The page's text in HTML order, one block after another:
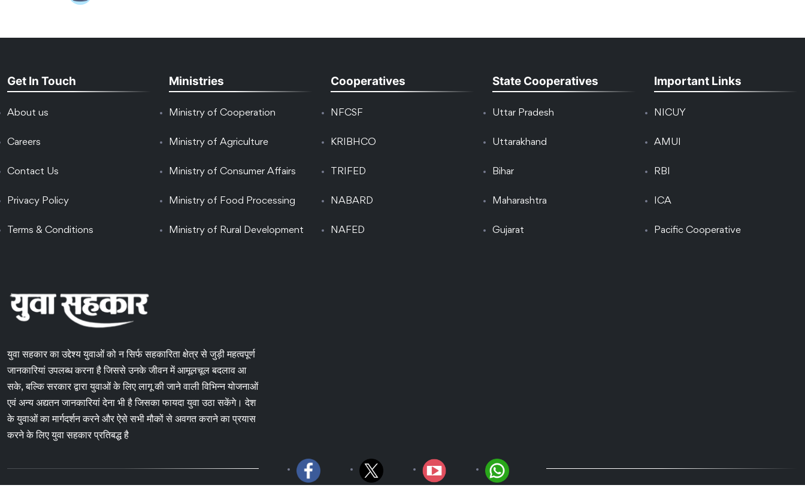
Get In Touch
About us
Careers
Contact Us
Privacy Policy
Terms & Conditions
Ministries
Ministry of Cooperation
Ministry of Agriculture
Ministry of Consumer Affairs
Ministry of Food Processing
Ministry of Rural Development
Cooperatives
NFCSF
KRIBHCO
TRIFED
NABARD
NAFED
State Cooperatives
Uttar Pradesh
Uttarakhand
Bihar
Maharashtra
Gujarat
Important Links
NICUY
AMUI
RBI
ICA
Pacific Cooperative
युवा सहकार का उद्देश्य युवाओं को न सिर्फ सहकारिता क्षेत्र से जुड़ी महत्वपूर्ण
जानकारियां उपलब्ध करना है जिससे उनके जीवन में आमूलचूल बदलाव आ
सके, बल्कि सरकार द्वारा युवाओं के लिए लागू की जाने वाली विभिन्न योजनाओं
एवं अन्य अद्यतन जानकारियां देना भी है जिसका फायदा युवा उठा सकेंगे। देश
के युवाओं का मार्गदर्शन करने और ऐसे सभी मौकों से अवगत कराने का प्रयास
करने के लिए युवा सहकार प्रतिबद्ध है